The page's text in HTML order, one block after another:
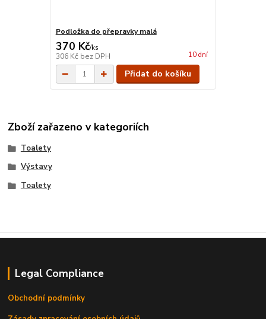
Podložka do přepravky malá
370 Kč/ks
306 Kč bez DPH 10 dní
Přidat do košíku
Zboží zařazeno v kategoriích
Toalety
Výstavy
Toalety
Legal Compliance
Obchodní podmínky